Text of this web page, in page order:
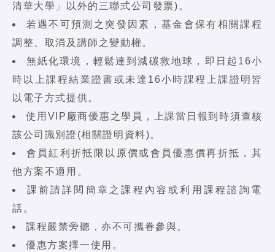
清華大學」以外的三聯式公司發票)。
若遇不可預測之突發因素，基金會保有相關課程
調整、取消及講師之變動權。
無紙化環境，輕鬆達到減碳救地球，即日起16小
時以上課程結業證書或未達16小時課程上課證明皆
以電子方式提供。
使用VIP廠商優惠之學員，上課當日報到時須查核
該公司識別證(相關證明資料)。
會員紅利折抵限以原價或會員優惠價再折抵，其
他方案不適用。
課前請詳閱簡章之課程內容或利用課程諮詢電
話。
課程嚴禁旁聽，亦不可攜眷參與。
優惠方案擇一使用。